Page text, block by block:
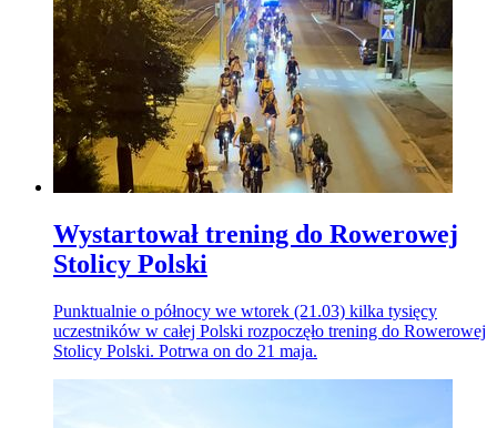
Wystartował trening do Rowerowej
Stolicy Polski
Punktualnie o północy we wtorek (21.03) kilka tysięcy
uczestników w całej Polski rozpoczęło trening do Rowerowej
Stolicy Polski. Potrwa on do 21 maja.